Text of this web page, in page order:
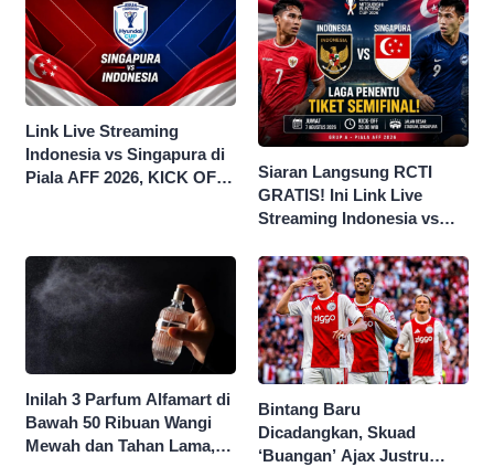
Link Live Streaming
Indonesia vs Singapura di
Piala AFF 2026, KICK OFF
Siaran Langsung RCTI
GRATIS! Ini Link Live
Streaming Indonesia vs
2026
Inilah 3 Parfum Alfamart di
Bawah 50 Ribuan Wangi
Mewah dan Tahan Lama,
Bintang Baru
Dicadangkan, Skuad
‘Buangan’ Ajax Justru